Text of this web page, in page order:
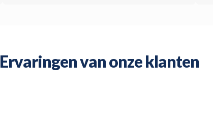
Ervaringen van onze klanten